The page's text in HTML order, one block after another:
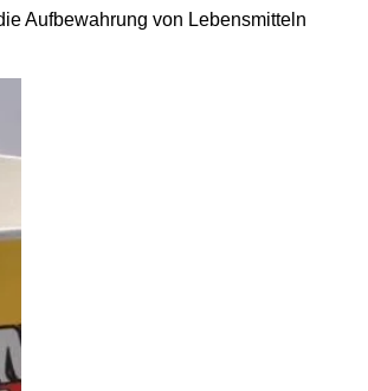
Aufbewahrung von Lebensmitteln